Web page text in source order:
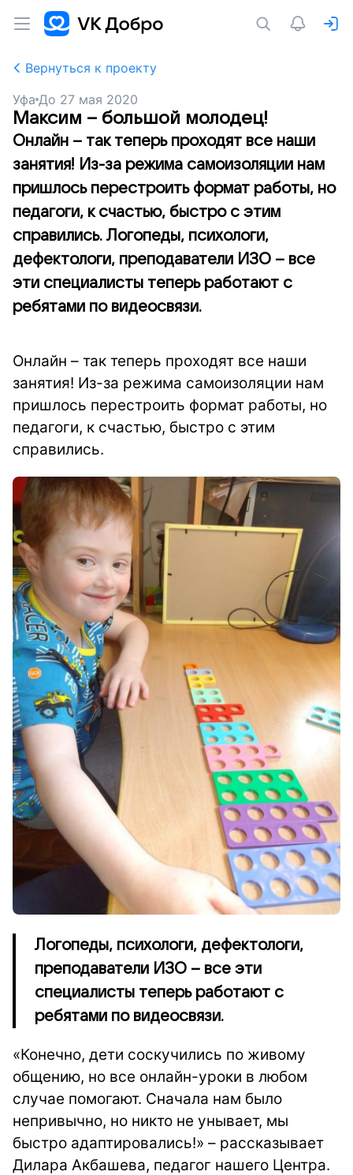
Вернуться к проекту
Уфа До 27 мая 2020
Максим – большой молодец!
Онлайн – так теперь проходят все наши
занятия! Из-за режима самоизоляции нам
пришлось перестроить формат работы, но
педагоги, к счастью, быстро с этим
справились. Логопеды, психологи,
дефектологи, преподаватели ИЗО – все
эти специалисты теперь работают с
ребятами по видеосвязи.
Онлайн – так теперь проходят все наши
занятия! Из-за режима самоизоляции нам
пришлось перестроить формат работы, но
педагоги, к счастью, быстро с этим
справились.
Логопеды, психологи, дефектологи,
преподаватели ИЗО – все эти
специалисты теперь работают с
ребятами по видеосвязи.
«Конечно, дети соскучились по живому
общению, но все онлайн-уроки в любом
случае помогают. Сначала нам было
непривычно, но никто не унывает, мы
быстро адаптировались!» – рассказывает
Дилара Акбашева, педагог нашего Центра.